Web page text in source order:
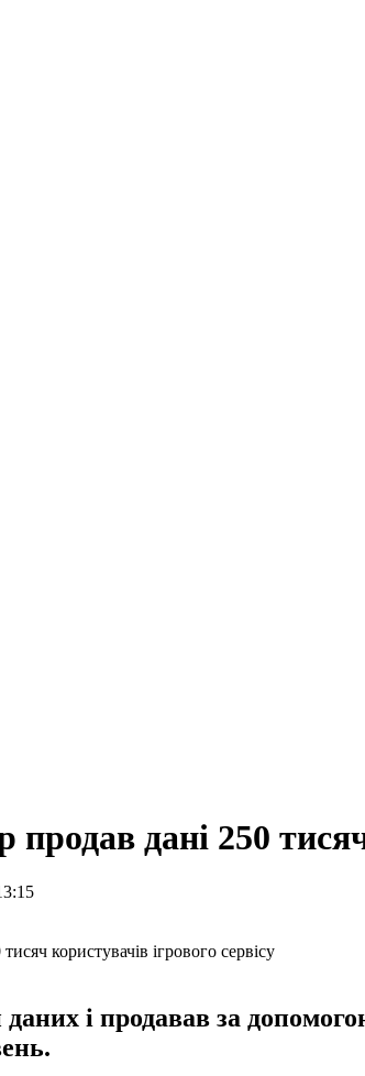
дані 250
і продавав за